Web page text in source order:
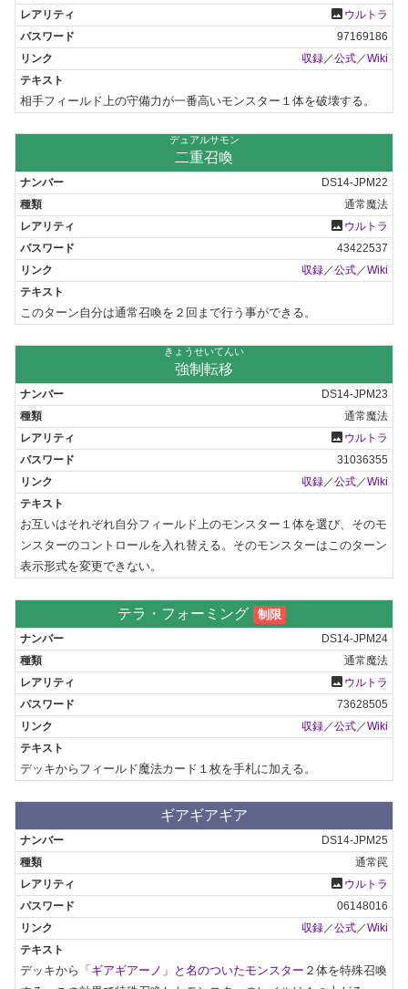
photo ウルトラ
97169186
収録 ／公式 ／Wiki
相手フィールド上の守備力が一番高いモンスター１体を破壊する。
デュアルサモン
二重召喚
DS14-JPM22
通常魔法
photo ウルトラ
43422537
収録／公式／Wiki
このターン自分は通常召喚を２回まで行う事ができる。
きょうせいてんい
強制転移
DS14-JPM23
通常魔法
photo ウルトラ
31036355
収録／公式／Wiki
お互いはそれぞれ自分フィールド上のモンスター１体を選び、そのモ
ンスターのコントロールを入れ替える。そのモンスターはこのターン
表示形式を変更できない。
テラ・フォーミング 制限
DS14-JPM24
通常魔法
photo ウルトラ
73628505
収録 ／公式 ／Wiki
デッキからフィールド魔法カード１枚を手札に加える。
ギアギアギア
DS14-JPM25
通常罠
photo ウルトラ
06148016
収録／公式／Wiki
デッキから 「ギアギアーノ」と名のついたモンスター ２体を特殊召喚